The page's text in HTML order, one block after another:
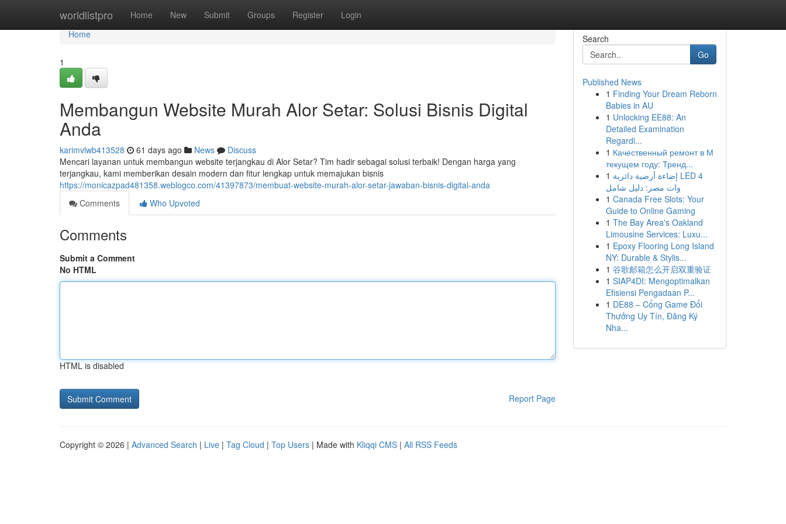
worldlistpro Home New Submit Groups Register Login
Home
Home
1
Membangun Website Murah Alor Setar: Solusi Bisnis Digital
Anda
karimvlwb413528 61 days ago News
Discuss
Mencari layanan untuk membangun website terjangkau di Alor Setar? Tim hadir sebagai solusi terbaik! Dengan harga yang
terjangkau, kami memberikan desain modern dan fitur lengkap untuk memajukan bisnis
https://monicazpad481358.weblogco.com/41397873/membuat-website-murah-alor-setar-jawaban-bisnis-digital-anda
Comments
Who Upvoted
Comments
Submit a Comment
No HTML
HTML is disabled
Report Page
Search
Go
Published News
1 Finding Your Dream Reborn
Babies in AU
1 Unlocking EE88: An
Detailed Examination
Regardi...
1 Качественный ремонт в М
текущем году: Тренд...
1 إضاءة أرضية دائرية LED 4
وات مصر: دليل شامل
1 Canada Free Slots: Your
Guide to Online Gaming
1 The Bay Area's Oakland
Limousine Services: Luxu...
1 Epoxy Flooring Long Island
NY: Durable & Stylis...
1 谷歌邮箱怎么开启双重验证
1 SIAP4DI: Mengoptimalkan
Efisiensi Pengadaan P...
1 DE88 – Cổng Game Đổi
Thưởng Uy Tín, Đăng Ký
Nha...
Copyright © 2026 | Advanced Search | Live | Tag Cloud | Top Users | Made with Kliqqi CMS | All RSS Feeds